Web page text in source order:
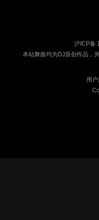
沪ICP备
本站舞曲均为DJ原创作品，
用